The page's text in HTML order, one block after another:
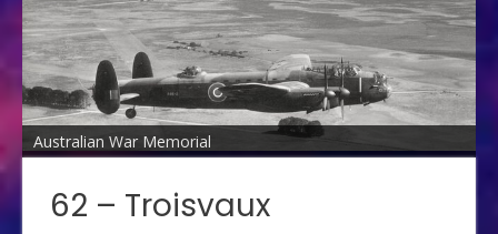
Australian War Memorial
62 – Troisvaux